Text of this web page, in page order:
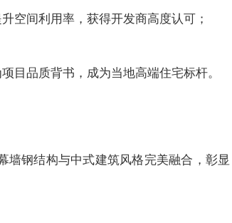
空间利用率，获得开发商高度认可；
目品质背书，成为当地高端住宅标杆。
墙钢结构与中式建筑风格完美融合，彰显